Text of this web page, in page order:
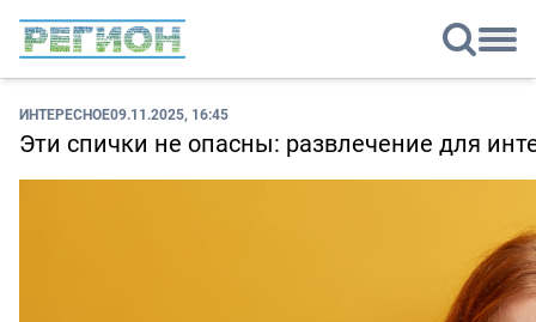
ИНТЕРЕСНОЕ09.11.2025, 16:45
Эти спички не опасны: развлечение для